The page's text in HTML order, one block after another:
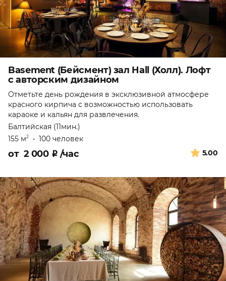
Basement (Бейсмент) зал Hall (Холл). Лофт
с авторским дизайном
Отметьте день рождения в эксклюзивной атмосфере
красного кирпича с возможностью использовать
караоке и кальян для развлечения.
Балтийская (11мин.)
155 м2 • 100 человек
5.00
от 2 000 ₽ /час